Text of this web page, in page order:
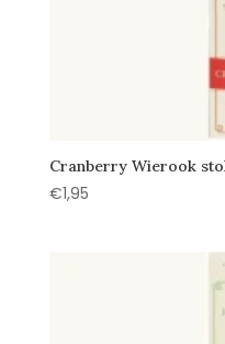
Cranberry Wierook
€1,95